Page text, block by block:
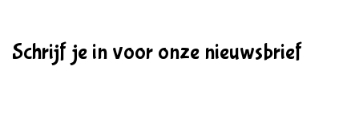
Schrijf je in voor onze nieuwsbrief